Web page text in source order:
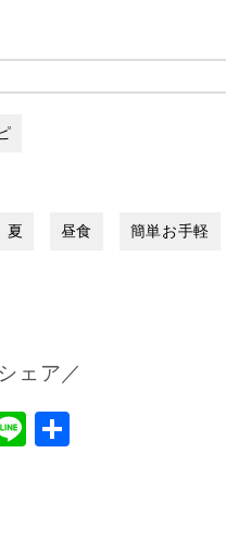
夏 昼食 簡単お手軽
ェア／
Line